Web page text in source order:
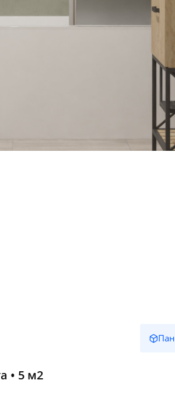
• 5 м2
% картой любого
Оставшиеся %
с вашей картыпо25